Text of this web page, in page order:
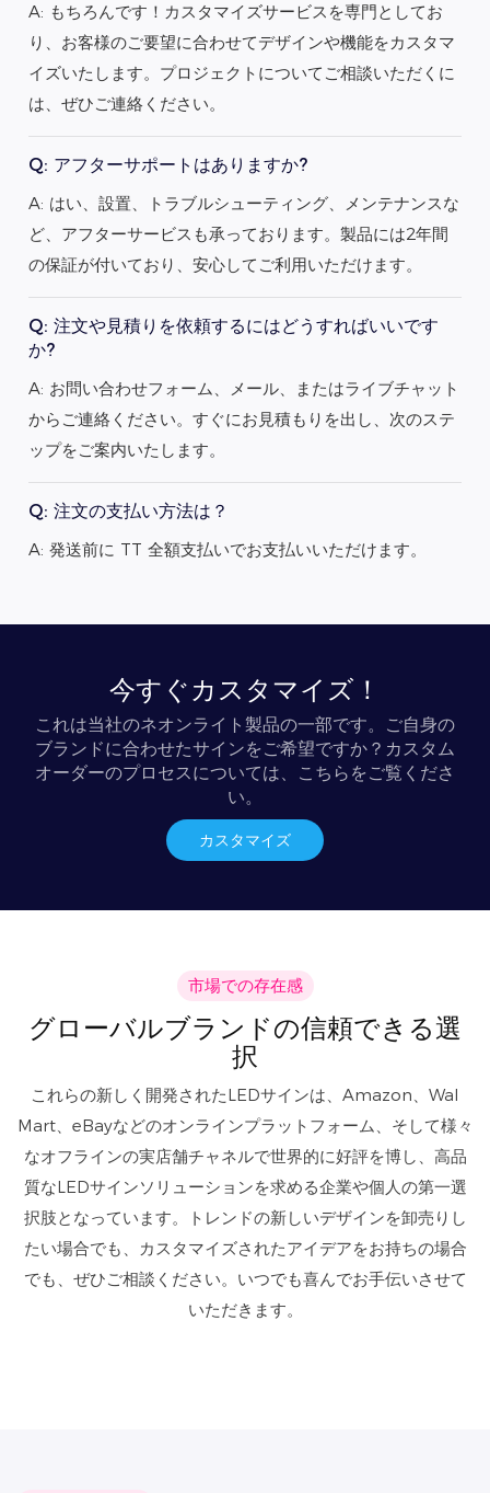
A: もちろんです！カスタマイズサービスを専門としてお
り、お客様のご要望に合わせてデザインや機能をカスタマ
イズいたします。プロジェクトについてご相談いただくに
は、ぜひご連絡ください。
Q: アフターサポートはありますか?
A: はい、設置、トラブルシューティング、メンテナンスな
ど、アフターサービスも承っております。製品には2年間
の保証が付いており、安心してご利用いただけます。
Q: 注文や見積りを依頼するにはどうすればいいです
か?
A: お問い合わせフォーム、メール、またはライブチャット
からご連絡ください。すぐにお見積もりを出し、次のステ
ップをご案内いたします。
Q: 注文の支払い方法は？
A: 発送前に TT 全額支払いでお支払いいただけます。
今すぐカスタマイズ！
これは当社のネオンライト製品の一部です。ご自身の
ブランドに合わせたサインをご希望ですか？カスタム
オーダーのプロセスについては、こちらをご覧くださ
い。
カスタマイズ
市場での存在感
グローバルブランドの信頼できる選
択
これらの新しく開発されたLEDサインは、Amazon、Wal
Mart、eBayなどのオンラインプラットフォーム、そして様々
なオフラインの実店舗チャネルで世界的に好評を博し、高品
質なLEDサインソリューションを求める企業や個人の第一選
択肢となっています。トレンドの新しいデザインを卸売りし
たい場合でも、カスタマイズされたアイデアをお持ちの場合
でも、ぜひご相談ください。いつでも喜んでお手伝いさせて
いただきます。